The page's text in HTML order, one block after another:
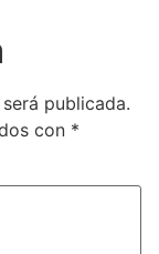
publicada.
con *